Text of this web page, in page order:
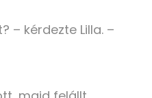
– kérdezte Lilla. –